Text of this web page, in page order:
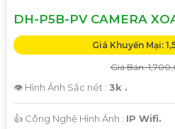
DH-P5B-PV CAMERA
Giá Khuyến Mại:
Giá Bán:
👁 Hình Ảnh Sắc nét : 3k .
👍 Công Nghệ Hình Ảnh : IP Wifi.